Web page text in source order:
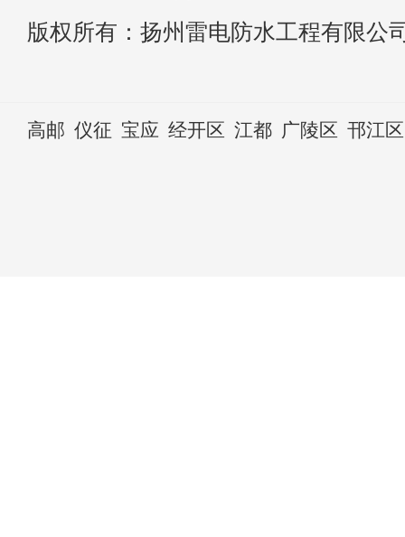
版权所有：扬州雷电防水工程有限公
高邮 仪征 宝应 经开区 江都 广陵区 邗江区